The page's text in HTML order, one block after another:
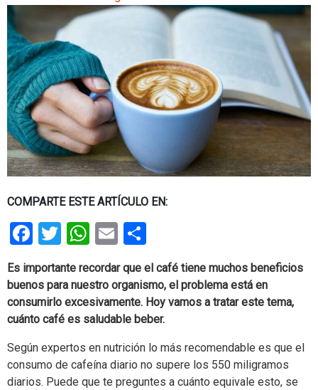
COMPARTE ESTE ARTÍCULO EN:
Facebook
Twitter
WhatsApp
Email
Es importante recordar que el café tiene muchos beneficios
buenos para nuestro organismo, el problema está en
consumirlo excesivamente. Hoy vamos a tratar este tema,
cuánto café es saludable beber.
Según expertos en nutrición lo más recomendable es que el
consumo de cafeína diario no supere los 550 miligramos
diarios. Puede que te preguntes a cuánto equivale esto, se